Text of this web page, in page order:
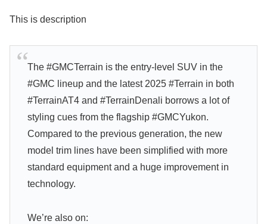
This is description
The #GMCTerrain is the entry-level SUV in the
#GMC lineup and the latest 2025 #Terrain in both
#TerrainAT4 and #TerrainDenali borrows a lot of
styling cues from the flagship #GMCYukon.
Compared to the previous generation, the new
model trim lines have been simplified with more
standard equipment and a huge improvement in
technology.
We’re also on: